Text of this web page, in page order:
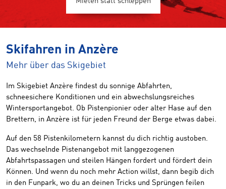
Skifahren in Anzère
Mehr über das Skigebiet
Im Skigebiet Anzère findest du sonnige Abfahrten,
schneesichere Konditionen und ein abwechslungsreiches
Wintersportangebot. Ob Pistenpionier oder alter Hase auf den
Brettern, in Anzère ist für jeden Freund der Berge etwas dabei.
Auf den 58 Pistenkilometern kannst du dich richtig austoben.
Das wechselnde Pistenangebot mit langgezogenen
Abfahrtspassagen und steilen Hängen fordert und fördert dein
Können. Und wenn du noch mehr Action willst, dann begib dich
in den Funpark, wo du an deinen Tricks und Sprüngen feilen